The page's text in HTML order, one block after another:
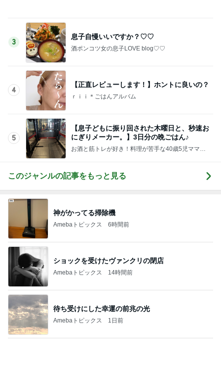
3
息子自慢いいですか？♡♡
酒ポンコツ女の息子LOVE blog♡♡
4
【正直レビューします！】ホントに良いの？
ｒｉｉ＊ごはんアルバム
5
【息子どもに振り回された木曜日と、秒速お
にぎりメーカー。】3日分の晩ごはん♪
お酒と筋トレが好き！料理が苦手な40歳5児ママ主
このジャンルの記事をもっと見る
神がかってる掃除機
Amebaトピックス 6時間前
ショックを受けたヴァンクリの閉店
Amebaトピックス 14時間前
待ち受けにした幸運の前兆の光
Amebaトピックス 1日前